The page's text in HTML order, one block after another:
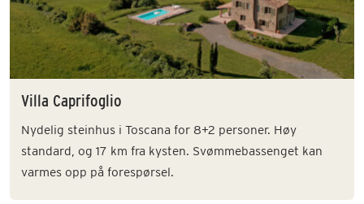
Villa Caprifoglio
Nydelig steinhus i Toscana for 8+2 personer. Høy
standard, og 17 km fra kysten. Svømmebassenget kan
varmes opp på forespørsel.